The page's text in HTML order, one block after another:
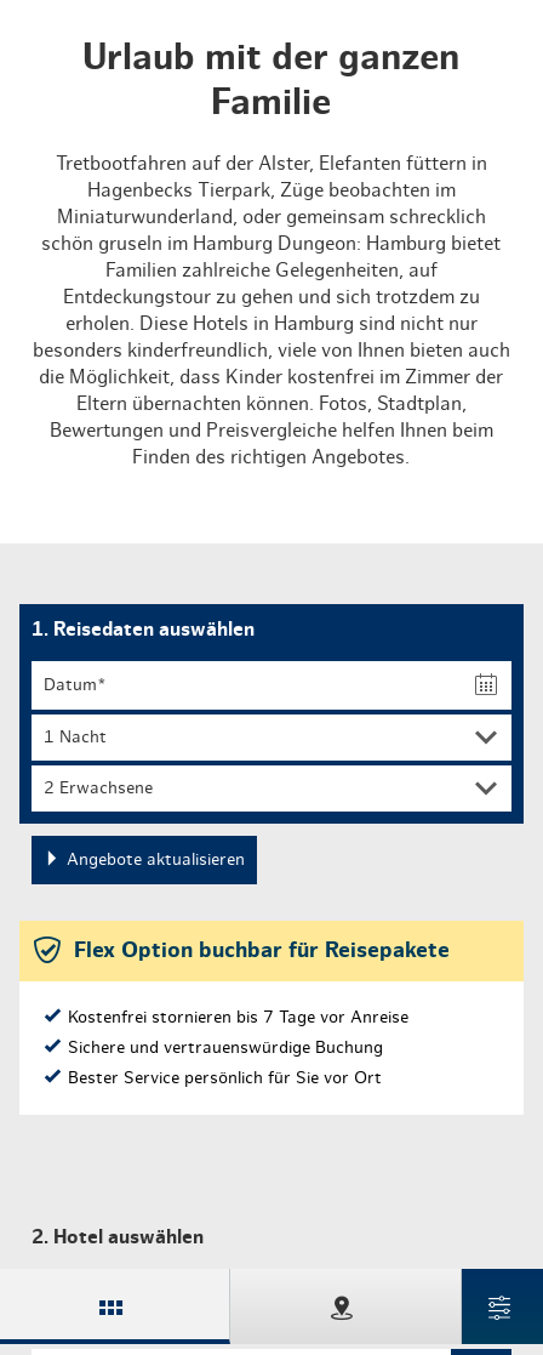
Urlaub mit der ganzen
Familie
Tretbootfahren auf der Alster, Elefanten füttern in
Hagenbecks Tierpark, Züge beobachten im
Miniaturwunderland, oder gemeinsam schrecklich
schön gruseln im Hamburg Dungeon: Hamburg bietet
Familien zahlreiche Gelegenheiten, auf
Entdeckungstour zu gehen und sich trotzdem zu
erholen. Diese Hotels in Hamburg sind nicht nur
besonders kinderfreundlich, viele von Ihnen bieten auch
die Möglichkeit, dass Kinder kostenfrei im Zimmer der
Eltern übernachten können. Fotos, Stadtplan,
Bewertungen und Preisvergleiche helfen Ihnen beim
Finden des richtigen Angebotes.
1. Reisedaten auswählen
2 Erwachsene
Angebote aktualisieren
Flex Option buchbar für Reisepakete
Kostenfrei stornieren bis 7 Tage vor Anreise
Sichere und vertrauenswürdige Buchung
Bester Service persönlich für Sie vor Ort
2. Hotel auswählen